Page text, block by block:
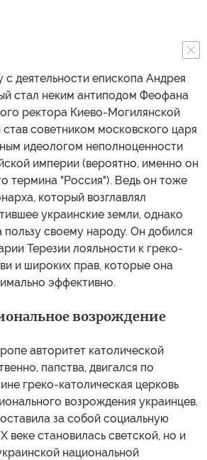
с деятельности епископа Андрея
стал неким антиподом Феофана
ректора Киево-Могилянской
советником московского царя
идеологом неполноценности
империи (вероятно, именно он
термина "Россия"). Ведь он тоже
который возглавлял
украинские земли, однако
пользу своему народу. Он добился
Терезии лояльности к греко-
и широких прав, которые она
эффективно.
возрождение
авторитет католической
папства, двигался по
греко-католическая церковь
возрождения украинцев.
за собой социальную
веке становилась светской, но и
национальной